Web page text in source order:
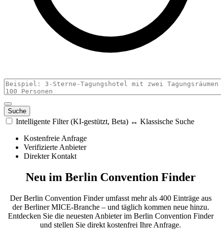
Intelligente Filter (KI-gestützt, Beta) ↔ Klassische Suche
Kostenfreie Anfrage
Verifizierte Anbieter
Direkter Kontakt
Neu im Berlin Convention Finder
Der Berlin Convention Finder umfasst mehr als 400 Einträge aus
der Berliner MICE-Branche – und täglich kommen neue hinzu.
Entdecken Sie die neuesten Anbieter im Berlin Convention Finder
und stellen Sie direkt kostenfrei Ihre Anfrage.